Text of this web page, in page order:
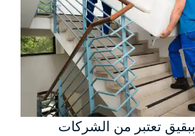
ببقيق تعتبر من الشركات